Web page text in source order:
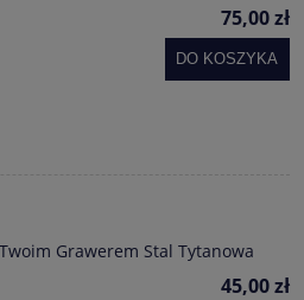
75,00 zł
DO KOSZYKA
Grawerem Stal Tytanowa
45,00 zł